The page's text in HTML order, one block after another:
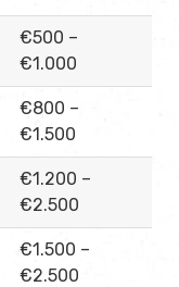
€500 –
€1.000
€800 –
€1.500
€1.200 –
€2.500
€1.500 –
€2.500